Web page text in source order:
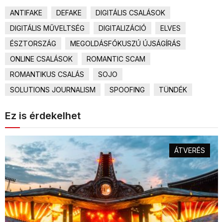
ANTIFAKE DEFAKE
DIGITÁLIS CSALÁSOK
DIGITÁLIS MŰVELTSÉG
DIGITALIZÁCIÓ
ELVES
ÉSZTORSZÁG
MEGOLDÁSFÓKUSZÚ ÚJSÁGÍRÁS
ONLINE CSALÁSOK
ROMANTIC SCAM
ROMANTIKUS CSALÁS
SOJO
SOLUTIONS JOURNALISM
SPOOFING TÜNDÉK
Ez is érdekelhet
ÁTVERÉS